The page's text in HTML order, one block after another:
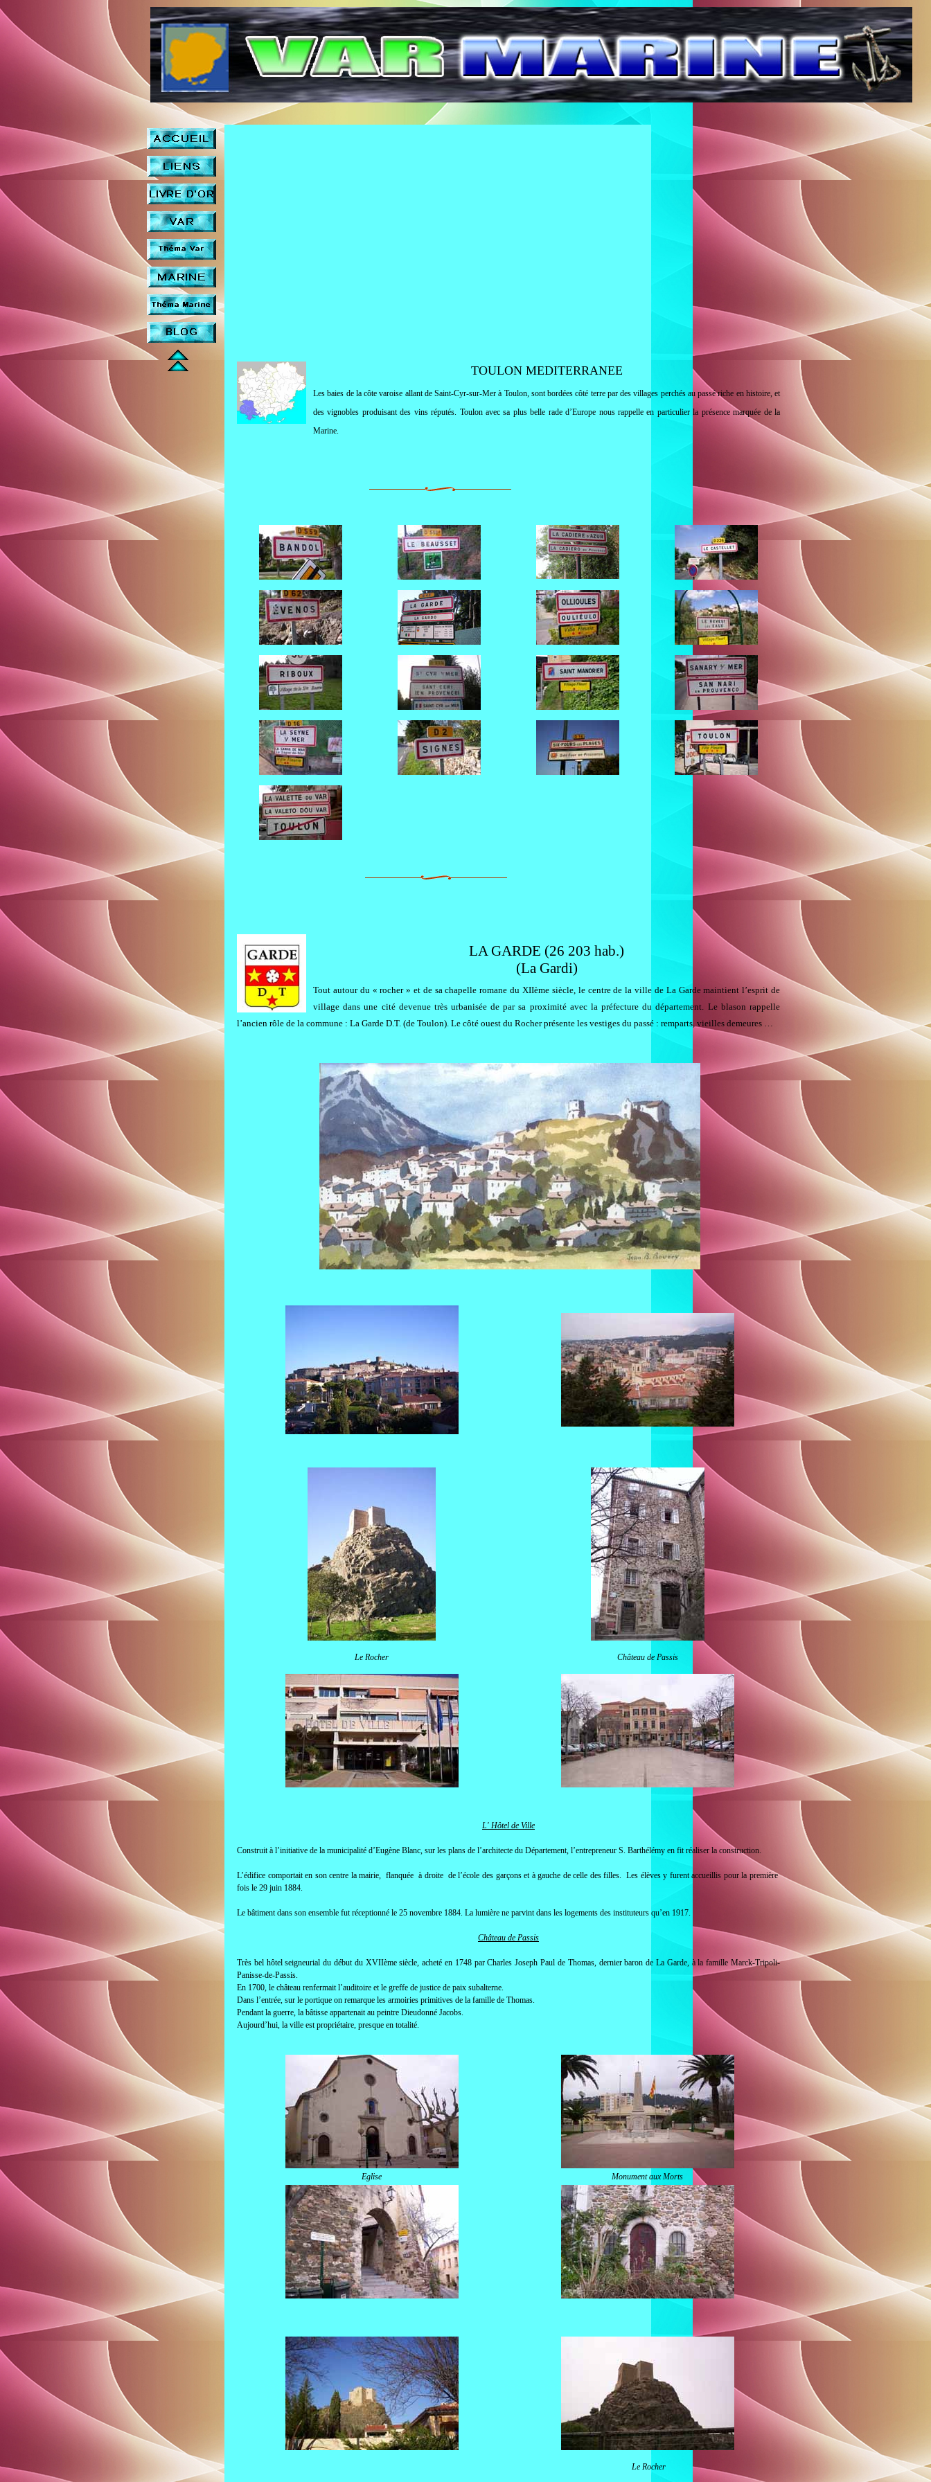
TOULON MEDITERRANEE
Les baies de la côte varoise allant de Saint-Cyr-sur-Mer à Toulon, sont bordées côté terre par des villages perchés au passé riche en histoire, et
des vignobles produisant des vins réputés. Toulon avec sa plus belle rade d’Europe nous rappelle en particulier la présence marquée de la
Marine.
LA GARDE (26 203 hab.)
(La Gardi)
Tout autour du « rocher » et de sa chapelle romane du XIIème siècle, le centre de la ville de La Garde maintient l’esprit de
village dans une cité devenue très urbanisée de par sa proximité avec la préfecture du département. Le blason rappelle
l’ancien rôle de la commune : La Garde D.T. (de Toulon). Le côté ouest du Rocher présente les vestiges du passé : remparts, vieilles demeures …
Le Rocher Château de Passis
L' Hôtel de Ville
Construit à l’initiative de la municipalité d’Eugène Blanc, sur les plans de l’architecte du Département, l’entrepreneur S. Barthélémy en fit réaliser la construction.
L’édifice comportait en son centre la mairie, flanquée à droite de l’école des garçons et à gauche de celle des filles. Les élèves y furent accueillis pour la première
fois le 29 juin 1884.
Le bâtiment dans son ensemble fut réceptionné le 25 novembre 1884. La lumière ne parvint dans les logements des instituteurs qu’en 1917.
Château de Passis
Très bel hôtel seigneurial du début du XVIIème siècle, acheté en 1748 par Charles Joseph Paul de Thomas, dernier baron de La Garde, à la famille Marck-Tripoli-
Panisse-de-Passis.
En 1700, le château renfermait l’auditoire et le greffe de justice de paix subalterne.
Dans l’entrée, sur le portique on remarque les armoiries primitives de la famille de Thomas.
Pendant la guerre, la bâtisse appartenait au peintre Dieudonné Jacobs.
Aujourd’hui, la ville est propriétaire, presque en totalité.
Eglise Monument aux Morts
Le Rocher